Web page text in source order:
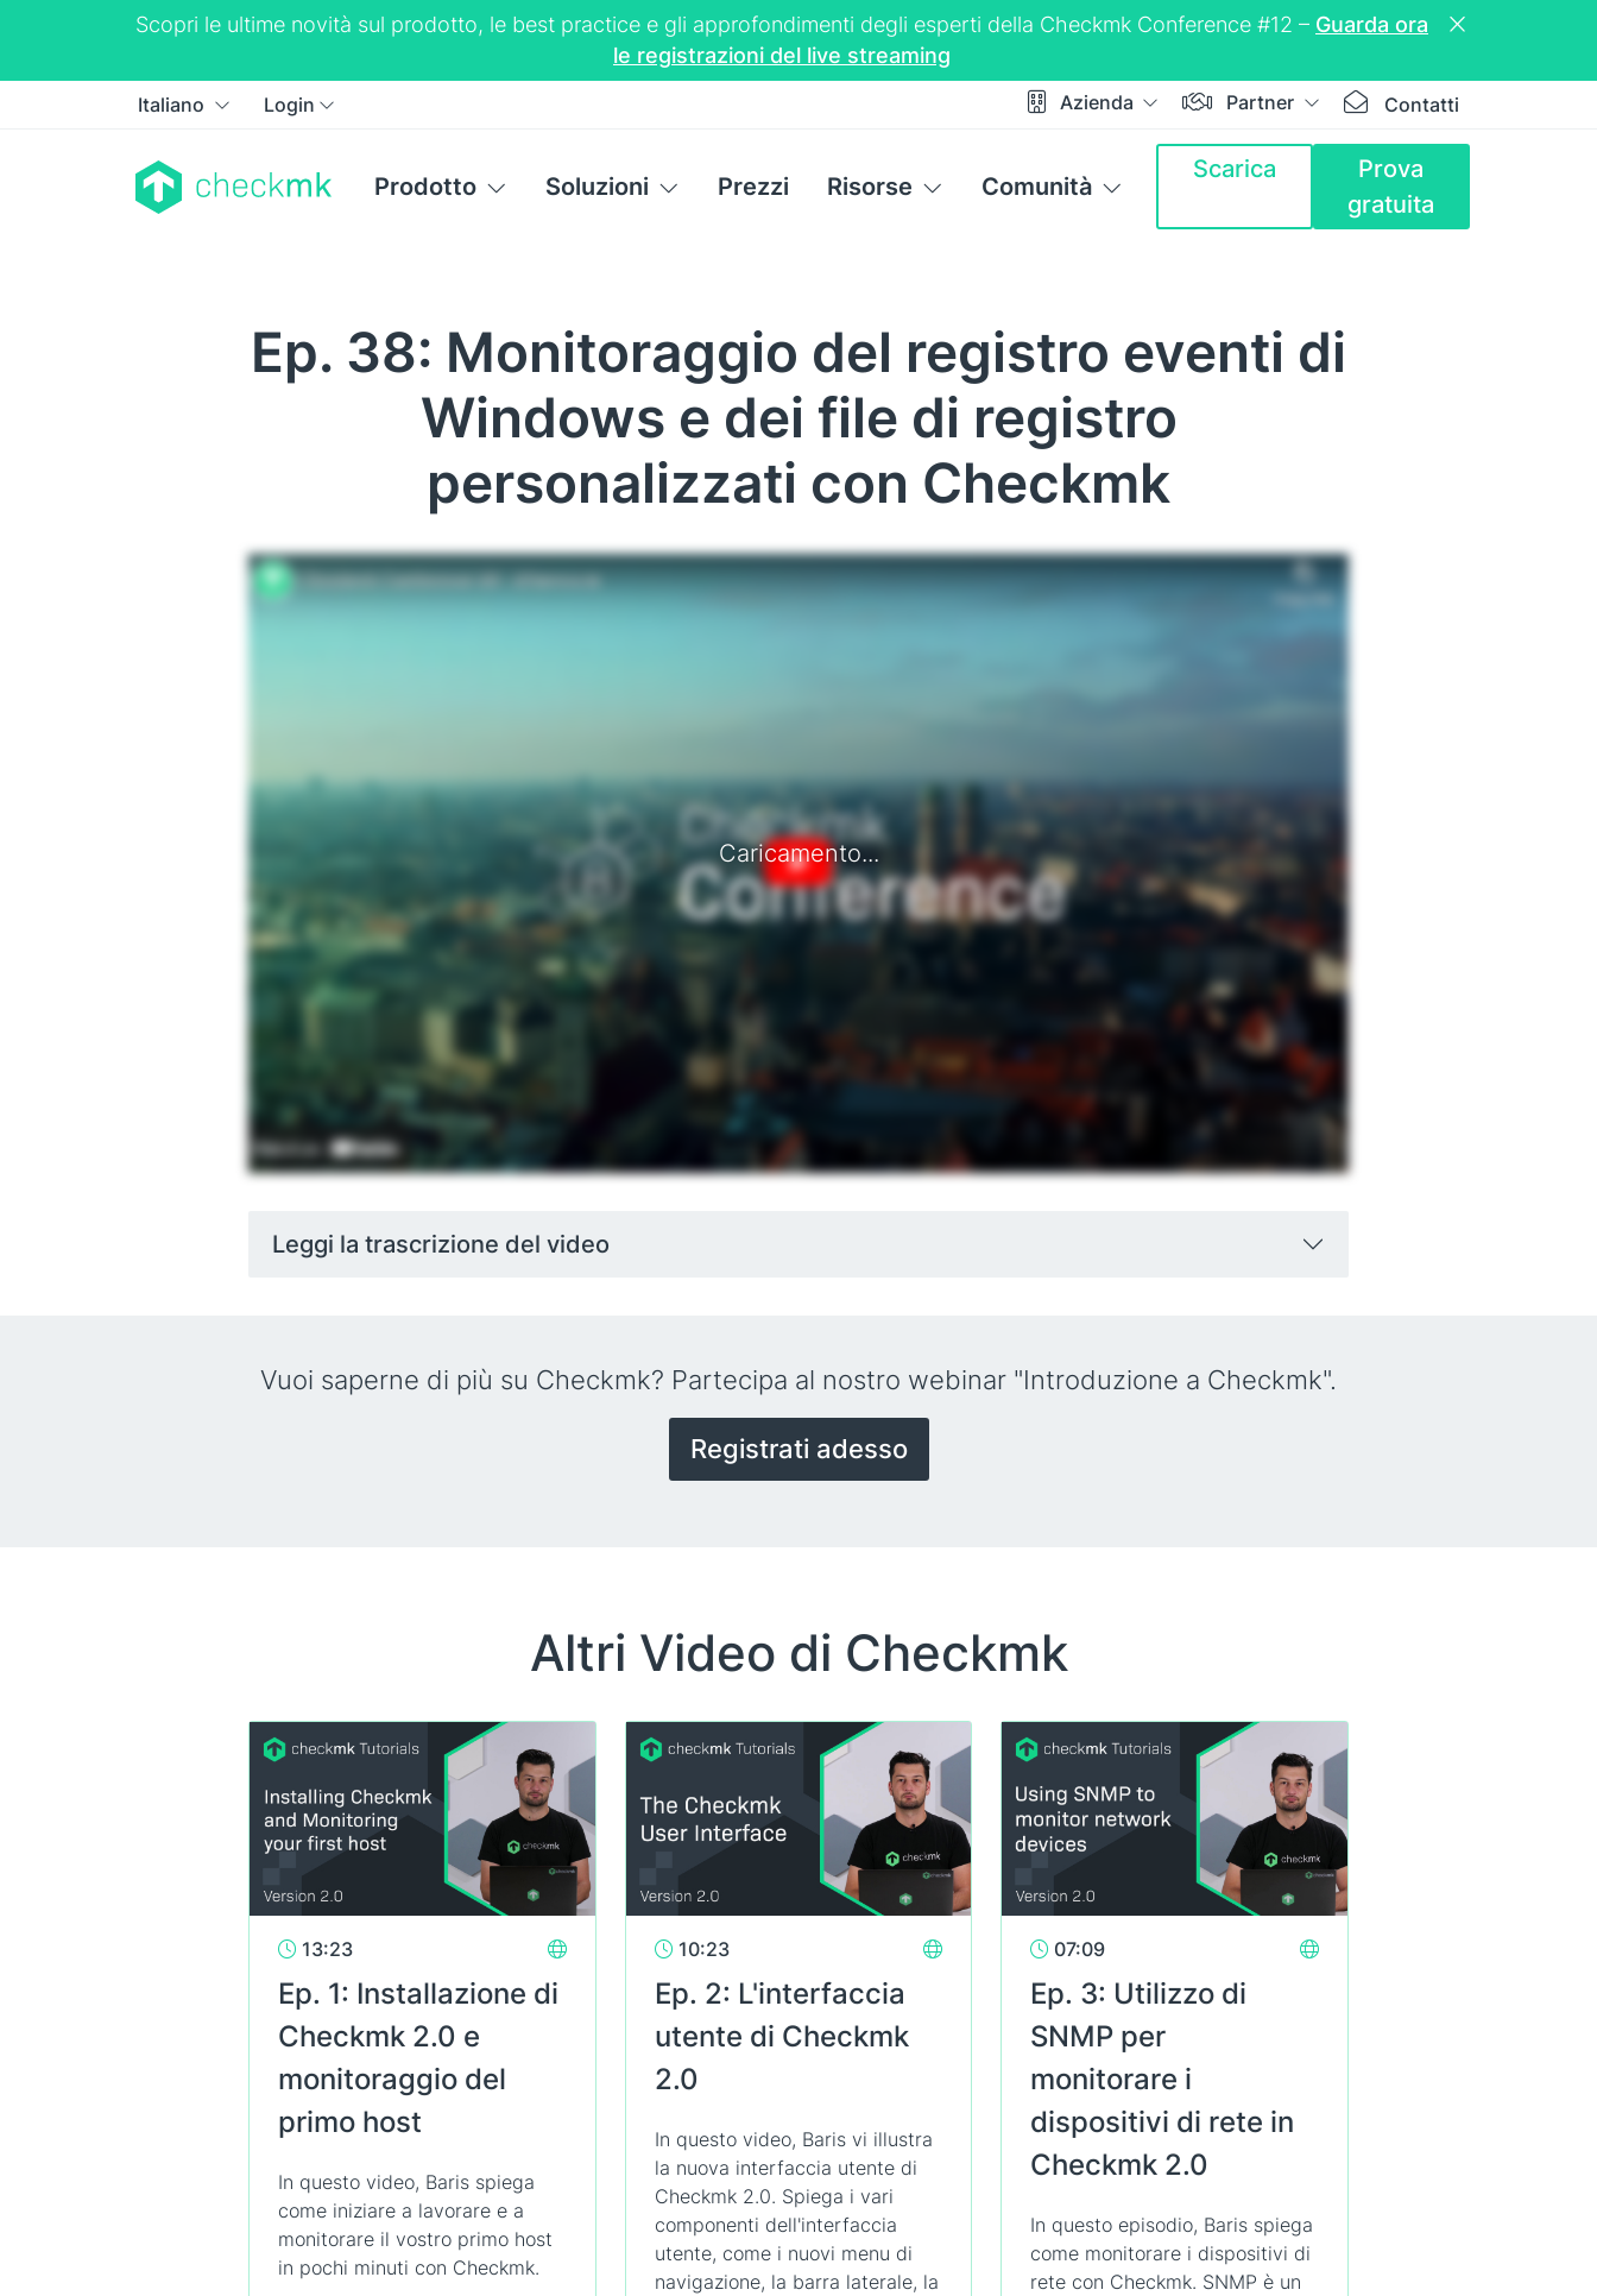
Scopri le ultime novità sul prodotto, le best practice e gli approfondimenti degli esperti della Checkmk Conference #12 – Guarda ora
le registrazioni del live streaming
Italiano Login Azienda Partner Contatti
Prodotto Soluzioni Prezzi Risorse Comunità
Scarica
Prova
gratuita
Ep. 38: Monitoraggio del registro eventi di
Windows e dei file di registro
personalizzati con Checkmk
Caricamento...
Leggi la trascrizione del video
Vuoi saperne di più su Checkmk? Partecipa al nostro webinar "Introduzione a Checkmk".
Registrati adesso
Altri Video di Checkmk
13:23
Ep. 1: Installazione di
Checkmk 2.0 e
monitoraggio del
primo host
In questo video, Baris spiega
come iniziare a lavorare e a
monitorare il vostro primo host
in pochi minuti con Checkmk.
10:23
Ep. 2: L'interfaccia
utente di Checkmk
2.0
In questo video, Baris vi illustra
la nuova interfaccia utente di
Checkmk 2.0. Spiega i vari
componenti dell'interfaccia
utente, come i nuovi menu di
navigazione, la barra laterale, la
07:09
Ep. 3: Utilizzo di
SNMP per
monitorare i
dispositivi di rete in
Checkmk 2.0
In questo episodio, Baris spiega
come monitorare i dispositivi di
rete con Checkmk. SNMP è un